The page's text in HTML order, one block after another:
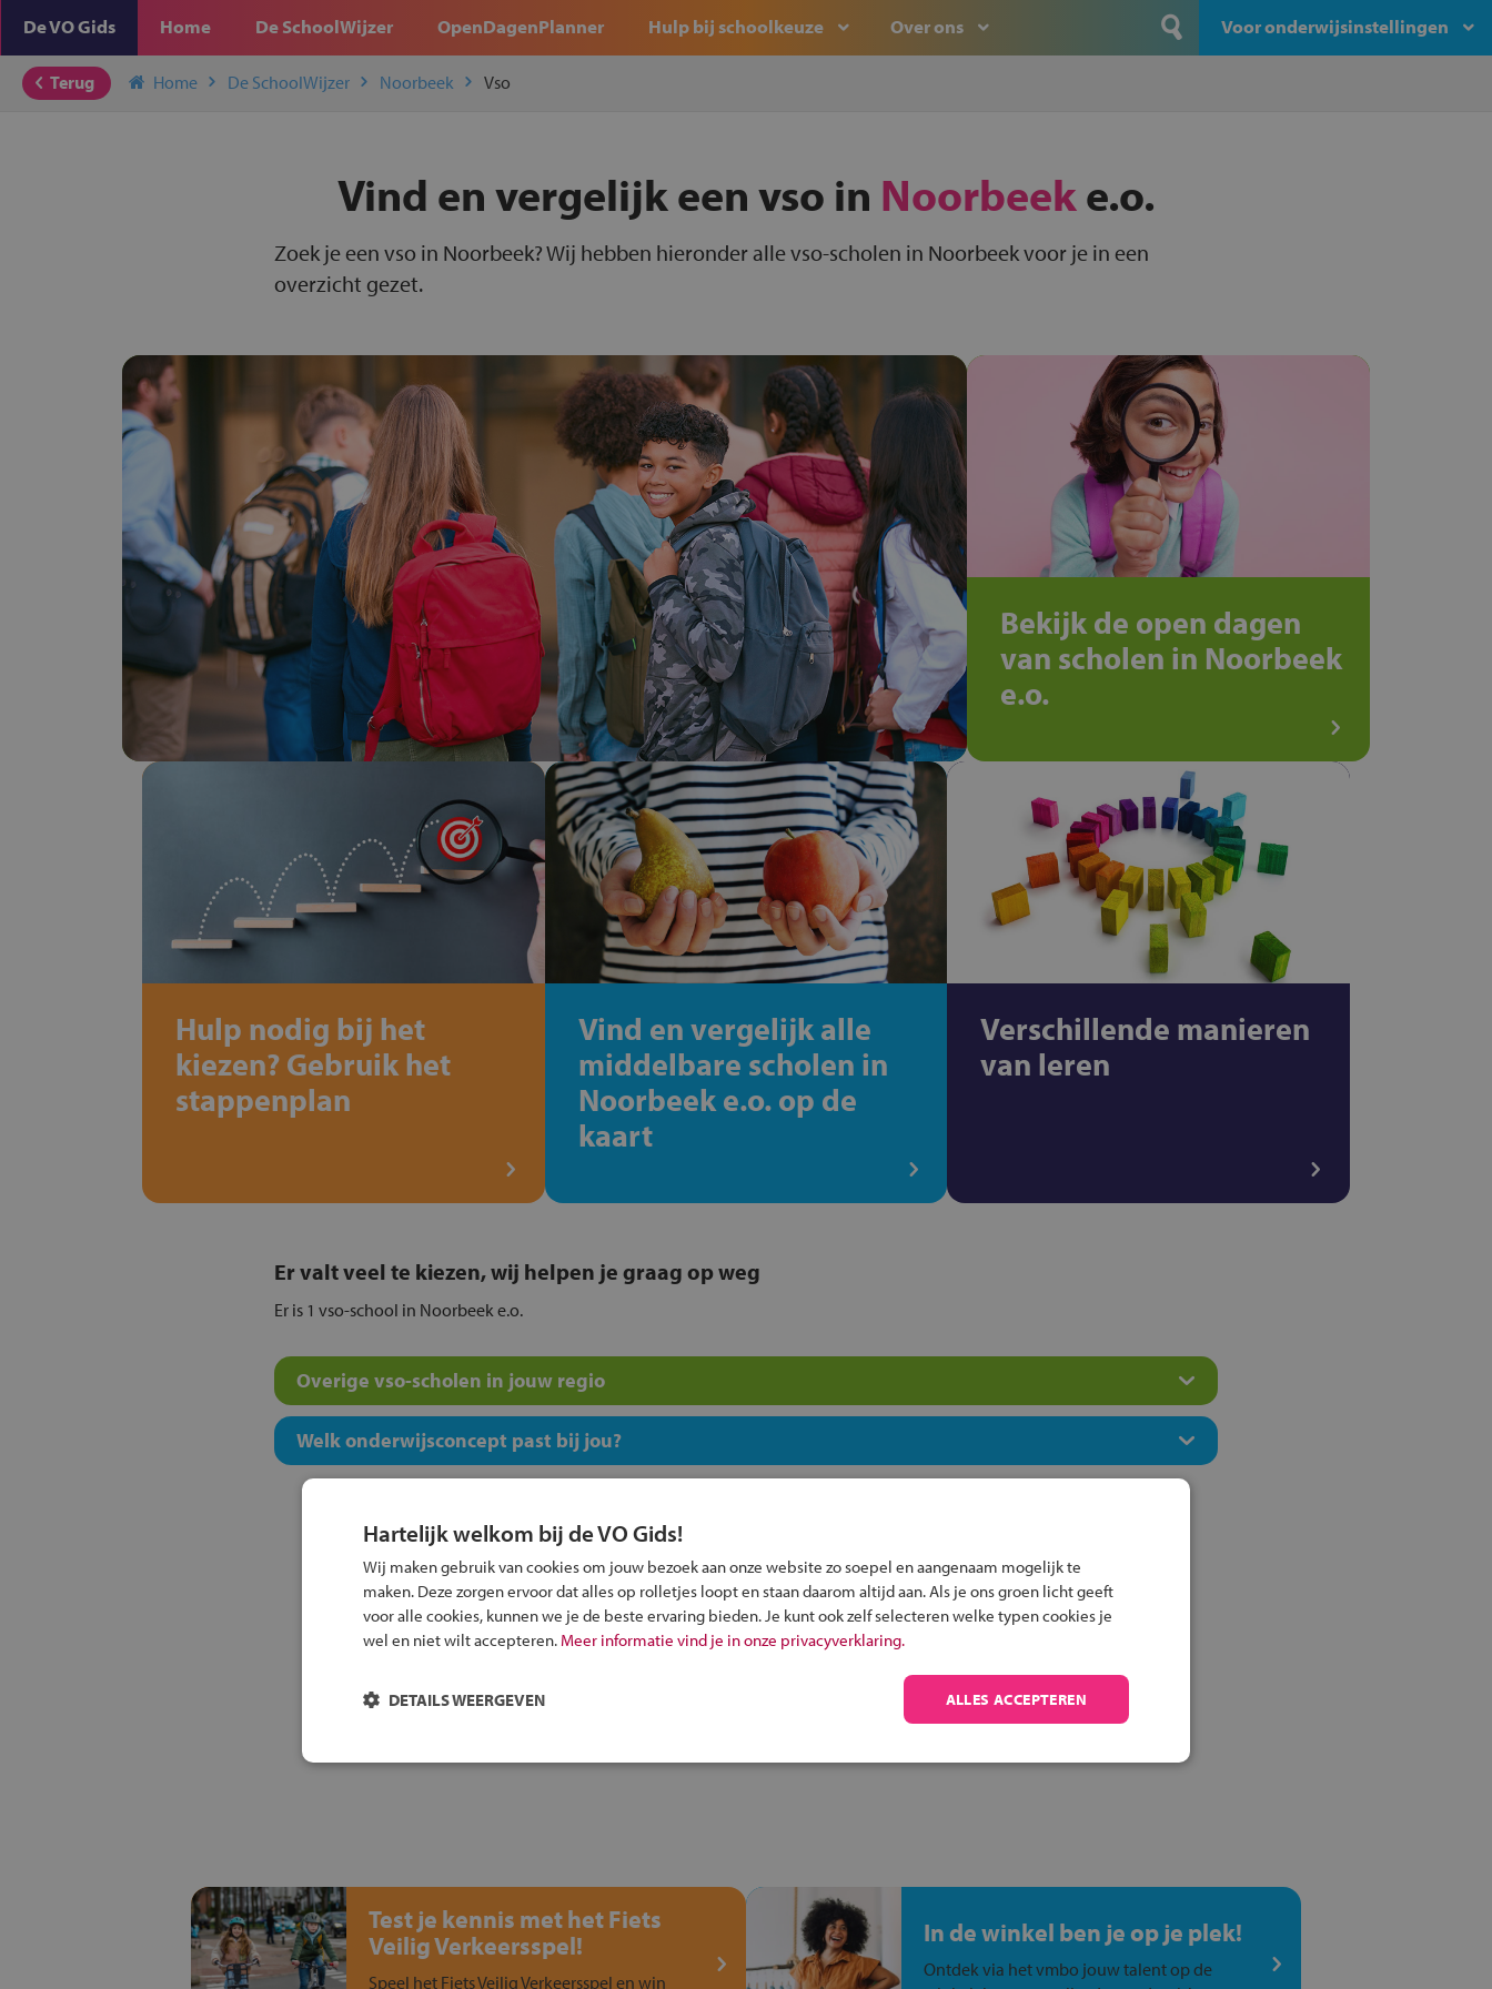
De VO Gids Home De SchoolWijzer OpenDagenPlanner Hulp bij schoolkeuze Over ons Voor onderwijsinstellingen
Terug Home De SchoolWijzer Noorbeek Vso
Vind en vergelijk een vso in Noorbeeke.o.
Zoek je een vso in Noorbeek? Wij hebben hieronder alle vso-scholen in Noorbeek voor je in een
overzicht gezet.
Bekijk de open dagen
van scholen in Noorbeek
e.o.
Hulp nodig bij het
kiezen? Gebruik het
stappenplan
Vind en vergelijk alle
middelbare scholen in
Noorbeek e.o. op de
kaart
Verschillende manieren
van leren
Er valt veel te kiezen, wij helpen je graag op weg
Er is 1 vso-school in Noorbeek e.o.
Overige vso-scholen in jouw regio
Welk onderwijsconcept past bij jou?
Inschrijven?
Alle informatie om je kind aan te melden bij
Test je kennis met het Fiets
Veilig Verkeersspel!
Speel het Fiets Veilig Verkeersspel en win
In de winkel ben je op je plek!
Ontdek via het vmbo jouw talent op de
Hartelijk welkom bij de VO Gids!
Wij maken gebruik van cookies om jouw bezoek aan onze website zo soepel en aangenaam mogelijk te
maken. Deze zorgen ervoor dat alles op rolletjes loopt en staan daarom altijd aan. Als je ons groen licht geeft
voor alle cookies, kunnen we je de beste ervaring bieden. Je kunt ook zelf selecteren welke typen cookies je
wel en niet wilt accepteren. Meer informatie vind je in onze privacyverklaring.
ALLES ACCEPTEREN
DETAILS WEERGEVEN